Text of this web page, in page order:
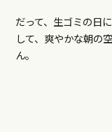
だって、生ゴミの日
して、爽やかな朝の
ん。